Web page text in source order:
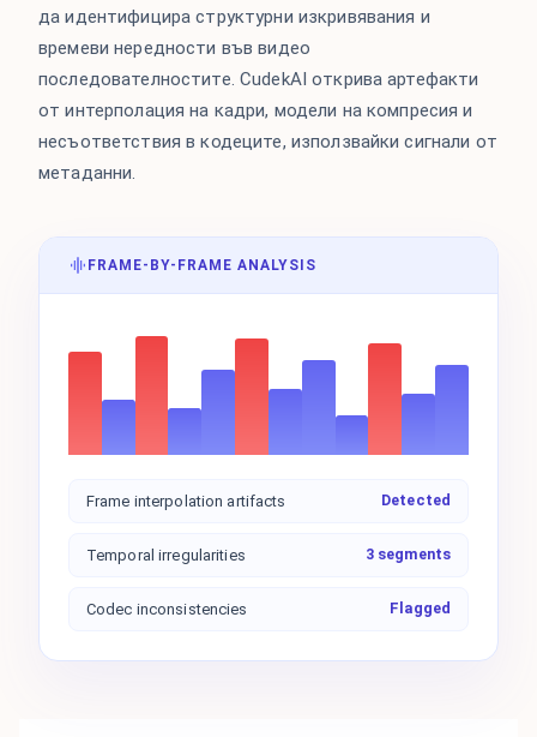
да идентифицира структурни изкривявания и
времеви нередности във видео
последователностите. CudekAI открива артефакти
от интерполация на кадри, модели на компресия и
несъответствия в кодеците, използвайки сигнали от
метаданни.
FRAME-BY-FRAME ANALYSIS
Frame interpolation artifacts Detected
Temporal irregularities 3 segments
Codec inconsistencies Flagged